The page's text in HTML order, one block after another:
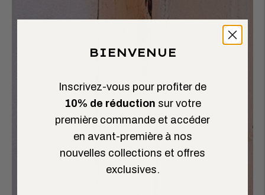
BIENVENUE
Inscrivez-vous pour profiter de
10% de réduction sur votre
première commande et accéder
en avant-première à nos
nouvelles collections et offres
exclusives.